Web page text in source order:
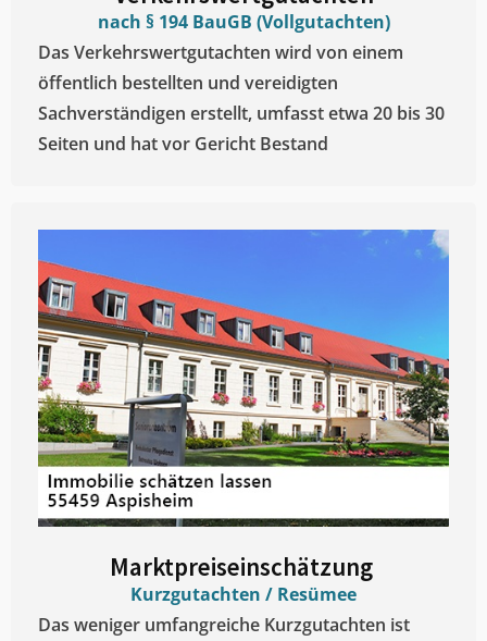
nach § 194 BauGB (Vollgutachten)
Das Verkehrswertgutachten wird von einem
öffentlich bestellten und vereidigten
Sachverständigen erstellt, umfasst etwa 20 bis 30
Seiten und hat vor Gericht Bestand
Marktpreiseinschätzung ​
Kurzgutachten / Resümee
Das weniger umfangreiche Kurzgutachten ist